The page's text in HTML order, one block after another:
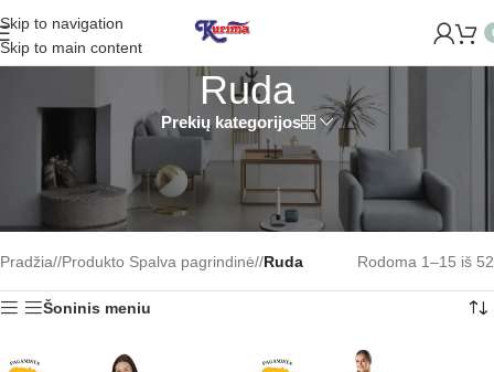
Skip to navigation
Skip to main content
Ruda
Prekių kategorijos
Frote paklodėms – ruda (18)
Satino – ruda (21)
Puriena/Grantas – ruda (10)
Veliūr.ch.- tikrinis modalas (11)
Pradžia/ Produkto Spalva pagrindinė/ Ruda Rodoma 1–15 iš 52
Šoninis meniu